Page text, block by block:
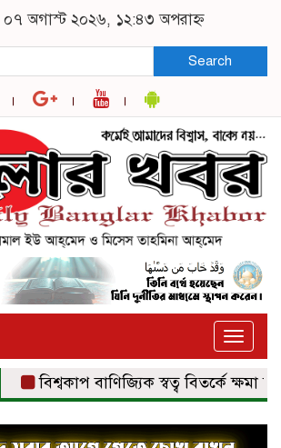
০৭ অগাস্ট ২০২৬, ১২:৪৩ অপরাহ্ন
Search
Toggle
বিশ্বকাপ বাণিজ্যিক স্বত্ব বিতর্কে ক্ষমা চাইল